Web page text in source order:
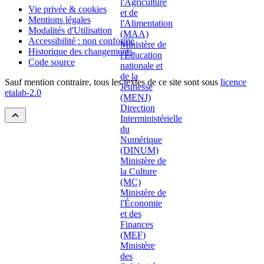
Vie privée & cookies
Mentions légales
Modalités d'Utilisation
Accessibilité : non conforme
Historique des changements
Code source
Sauf mention contraire, tous les textes de ce site sont sous licence
etalab-2.0